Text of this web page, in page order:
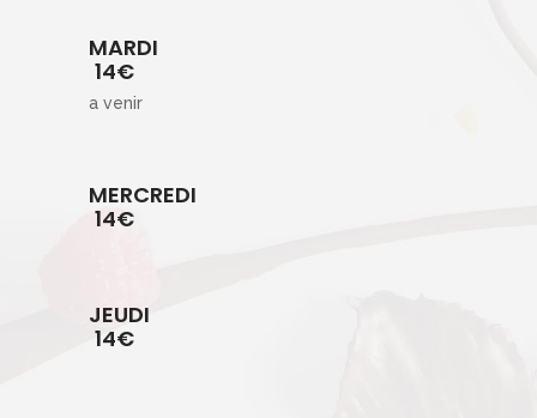
MARDI
14€
a venir
MERCREDI
14€
JEUDI
14€